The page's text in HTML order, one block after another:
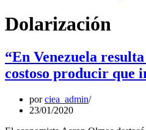
Dolarización
“En Venezuela
costoso producir que
porciea_admin
23/01/2020